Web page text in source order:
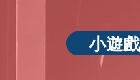
小遊